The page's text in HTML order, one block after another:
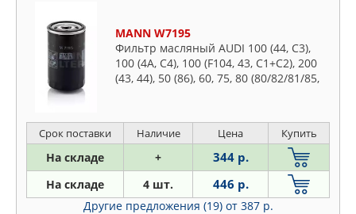
BIG FILTER
BLUE PRINT
BM MOTORSPORT
BMW
BOSCH
BRONCO
BSG
CARBERRY
Ford
Honda
Hummer
Hyundai
Infiniti
Isuzu
Iveco
Jaguar
MANN W7195
Фильтр масляный AUDI 100 (44, C3),
100 (4A, C4), 100 (F104, 43, C1+C2), 200
(43, 44), 50 (86), 60, 75, 80 (80/82/81/85,
Срок поставки Наличие Цена Купить
На складе + 344 р.
На складе 4 шт. 446 р.
Другие предложения (19) от 387 р.